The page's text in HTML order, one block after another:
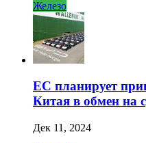
Железо
ЕС планирует
Китая в обмен на
Дек 11, 2024